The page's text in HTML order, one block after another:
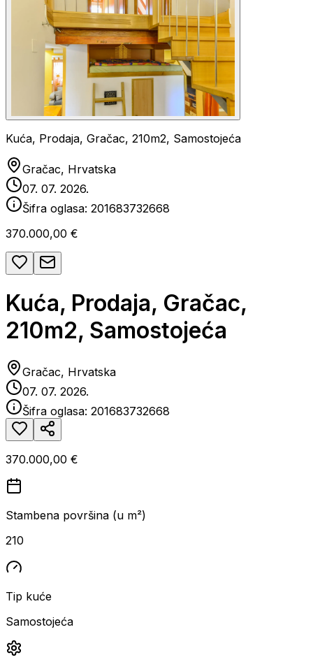
Kuća, Prodaja, Gračac, 210m2, Samostojeća
Gračac, Hrvatska
07. 07. 2026.
Šifra oglasa: 201683732668
370.000,00 €
Kuća, Prodaja, Gračac,
210m2, Samostojeća
Gračac, Hrvatska
07. 07. 2026.
Šifra oglasa: 201683732668
370.000,00 €
Stambena površina (u m²)
210
Tip kuće
Samostojeća